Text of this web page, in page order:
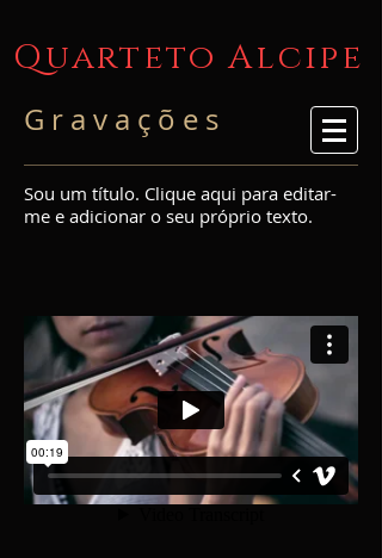
Quarteto Alcipe
G r a v a ç õ e s
Sou um título. Clique aqui para editar-
me e adicionar o seu próprio texto.